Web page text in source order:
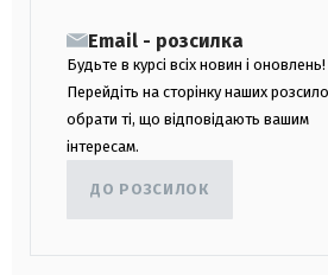
Email - розсилка
Будьте в курсі всіх новин і оновлень!
Перейдіть на сторінку наших
обрати ті, що відповідають вашим
інтересам.
ДО РОЗСИЛОК